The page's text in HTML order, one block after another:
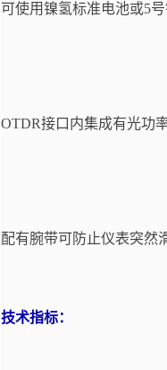
可使用镍氢标准电池或5
OTDR接口内集成有光功
配有腕带可防止仪表突然
技术指标：